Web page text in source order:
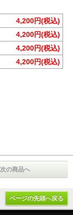
4,200円(税込)
4,200円(税込)
4,200円(税込)
4,200円(税込)
次の商品へ
ページの先頭へ戻る